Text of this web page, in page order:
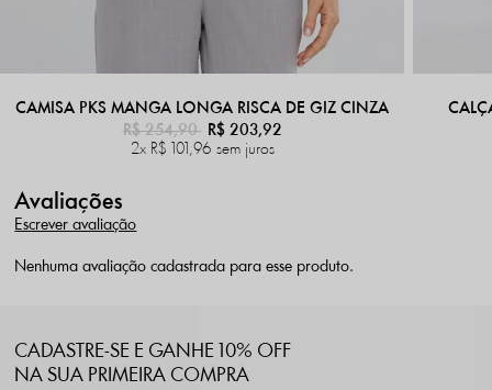
CAMISA PKS MANGA LONGA RISCA DE GIZ CINZA
R$ 254,90 R$ 203,92
2x R$ 101,96 sem juros
Avaliações
Escrever avaliação
Nenhuma avaliação cadastrada para esse produto.
CADASTRE-SE E GANHE 10% OFF
NA SUA PRIMEIRA COMPRA